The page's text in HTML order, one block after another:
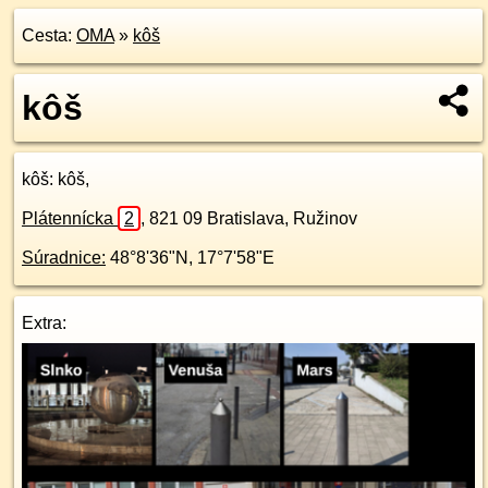
Cesta: OMA» kôš
kôš
kôš: kôš,
Plátennícka 2 , 821 09 Bratislava, Ružinov
Súradnice: 48°8'36"N , 17°7'58"E
Extra: